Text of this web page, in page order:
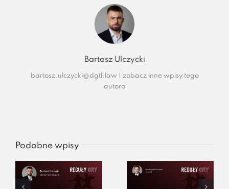
Bartosz Ulczycki
bartosz.ulczycki@dgtl.law
zobacz inne wpisy tego
autora
Podobne wpisy